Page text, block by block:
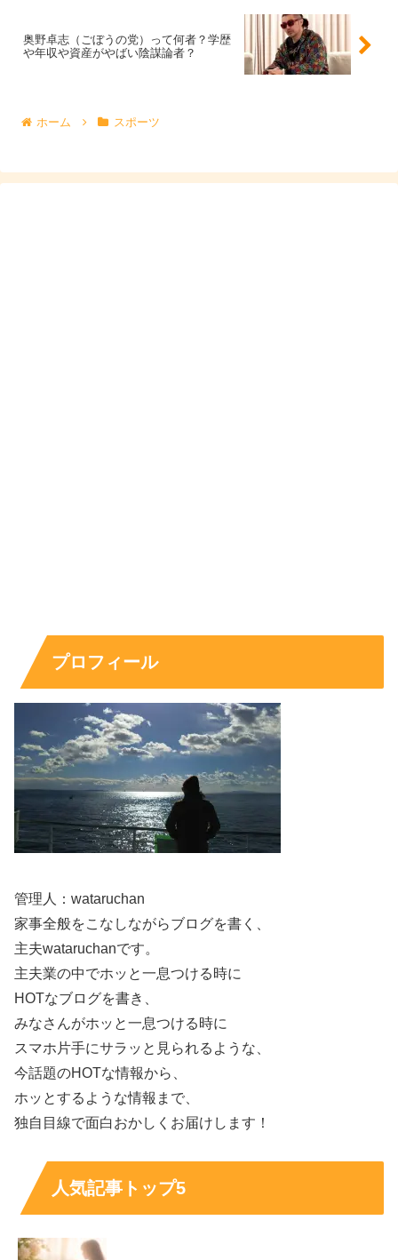
あきぴさんのInstagram画像も2021年からなので割と最近
のものしかなく、
も過去の画像は見つけられませんでした。（泣）
※追記9/30
出典元：https://www.instagram.com/p/Ccj3ae6r6DT/
たような部分は見受けられません
らば鼻や目でしょうか。
あきぴさんは画像に寄っては奥二重の時もありますが、そ
の辺りについてはメイクでなんとでもなるでしょうし、
個人的にはあきぴさんのハーフ説をまだ諦めていないの
で、お顔の”整形”もされておらず、ノーマルでこの顔立ち
だと予想 します！
あきぴさんはお顔の整形はされていないのではないかと予
も”美容系”のツイッターアカウント
奥野卓志（ごぼうの党）って何者？学歴
や年収や資産がやばい陰謀論者？
ホーム スポーツ
プロフィール
管理人：wataruchan
家事全般をこなしながらブログを書く、
主夫wataruchanです。
主夫業の中でホッと一息つける時に
HOTなブログを書き、
みなさんがホッと一息つける時に
スマホ片手にサラッと見られるような、
今話題のHOTな情報から、
ホッとするような情報まで、
独自目線で面白おかしくお届けします！
人気記事トップ5